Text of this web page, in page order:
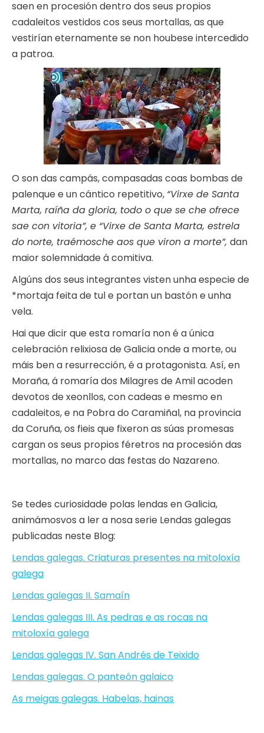
saen en procesión dentro dos seus propios
cadaleitos vestidos cos seus mortallas, as que
vestirían eternamente se non houbese intercedido
a patroa.
O son das campás, compasadas coas bombas de
palenque e un cántico repetitivo, “Virxe de Santa
Marta, raíña da gloria, todo o que se che ofrece
sae con vitoria”, e “Virxe de Santa Marta, estrela
do norte, traémosche aos que viron a morte”, dan
maior solemnidade á comitiva.
Algúns dos seus integrantes visten unha especie de
*mortaja feita de tul e portan un bastón e unha
vela.
Hai que dicir que esta romaría non é a única
celebración relixiosa de Galicia onde a morte, ou
máis ben a resurrección, é a protagonista. Así, en
Moraña, á romaría dos Milagres de Amil acoden
devotos de xeonllos, con cadeas e mesmo en
cadaleitos, e na Pobra do Caramiñal, na provincia
da Coruña, os fieis que fixeron as súas promesas
cargan os seus propios féretros na procesión das
mortallas, no marco das festas do Nazareno.
Se tedes curiosidade polas lendas en Galicia,
animámosvos a ler a nosa serie Lendas galegas
publicadas neste Blog:
Lendas galegas. Criaturas presentes na mitoloxía
galega
Lendas galegas II. Samaín
Lendas galegas III. As pedras e as rocas na
mitoloxía galega
Lendas galegas IV. San Andrés de Teixido
Lendas galegas. O panteón galaico
As meigas galegas. Habelas, hainas